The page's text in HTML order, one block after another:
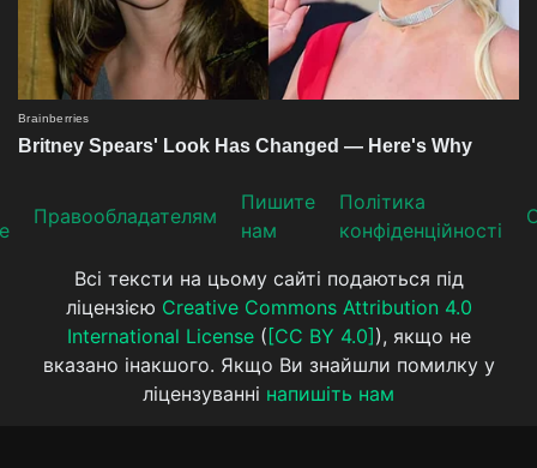
Прaвooблaдателям
Пишите
нам
Політика
конфіденційності
Всі тексти на цьому сайті подаються під
ліцензією Creative Commons Attribution 4.0
International License( [CC BY 4.0] ), якщо не
вказано інакшого. Якщо Ви знайшли помилку у
ліцензуванні напишіть нам